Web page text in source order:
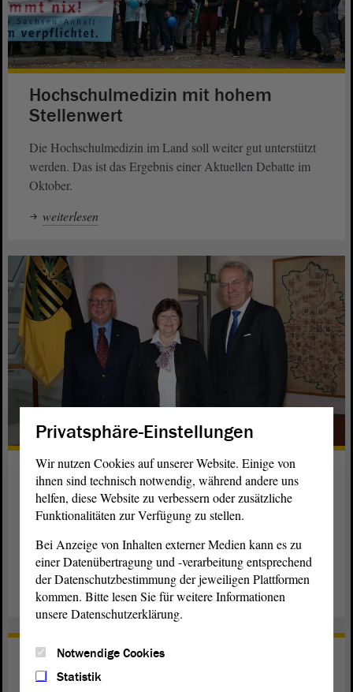
Hochschulmedizin mit hohem
Stellenwert
Die Hochschulmedizin im Land soll weiter gut unterstützt
werden. Das ist das Ergebnis einer Aktuellen Debatte im
Oktober.
weiterlesen
Slowakei führt den EU-Rat noch bis
Januar an
Der Botschafter der Slowakei berichtete dem EU-
Ausschuss des Landtags über die Ziele der EU-
Ratspräsidentschaft der Slowakei.
weiterlesen
Wachpolizei soll eingeführt werden
Privatsphäre-Einstellungen
Wir nutzen Cookies auf unserer Website. Einige von
ihnen sind technisch notwendig, während andere uns
helfen, diese Website zu verbessern oder zusätzliche
Funktionalitäten zur Verfügung zu stellen.
Bei Anzeige von Inhalten externer Medien kann es zu
einer Datenübertragung und -verarbeitung entsprechend
der Datenschutzbestimmung der jeweiligen Plattformen
kommen. Bitte lesen Sie für weitere Informationen
unsere Datenschutzerklärung.
Notwendige Cookies
Statistik